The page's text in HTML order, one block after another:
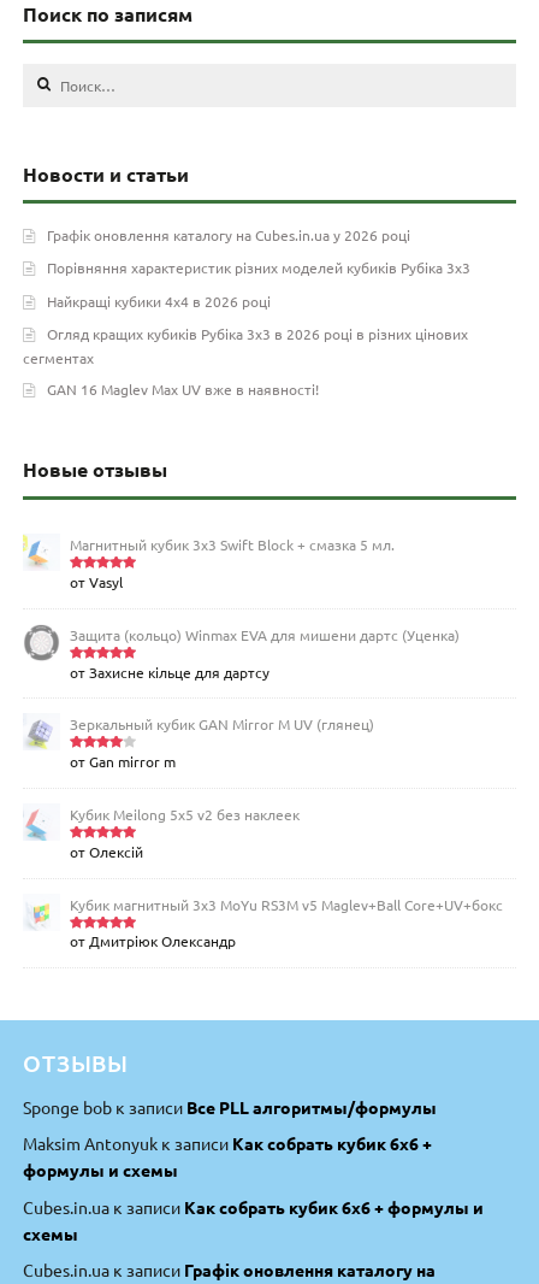
Поиск по записям
Найти:
Новости и статьи
Графік оновлення каталогу на Cubes.in.ua у 2026 році
Порівняння характеристик різних моделей кубиків Рубіка 3х3
Найкращі кубики 4х4 в 2026 році
Огляд кращих кубиків Рубіка 3х3 в 2026 році в різних цінових
сегментах
GAN 16 Maglev Max UV вже в наявності!
Новые отзывы
Магнитный кубик 3х3 Swift Block + смазка 5 мл.
Оценка
от Vasyl
Защита (кольцо) Winmax EVA для мишени дартс (Уценка)
Оценка5
от Захисне кільце для дартсу
Зеркальный кубик GAN Mirror M UV (глянец)
Оценка
от Gan mirror m
Кубик Meilong 5x5 v2 без наклеек
Оценка5
от Олексій
Кубик магнитный 3х3 MoYu RS3M v5 Maglev+Ball Core+UV+бокс
Оценка5
от Дмитріюк Олександр
ОТЗЫВЫ
Sponge bob к записи Все PLL алгоритмы/формулы
Maksim Antonyuk к записи Как собрать кубик 6х6 +
формулы и схемы
Cubes.in.ua к записи Как собрать кубик 6х6 + формулы и
схемы
Cubes.in.ua к записи Графік оновлення каталогу на